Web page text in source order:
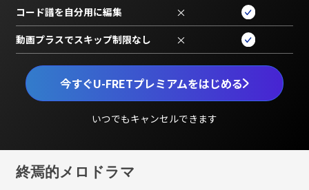
今すぐU-FRETプレミアムをはじめる
いつでもキャンセルできます
コード譜を自分用に編集 ×
動画プラスでスキップ制限なし ×
終焉的メロドラマ